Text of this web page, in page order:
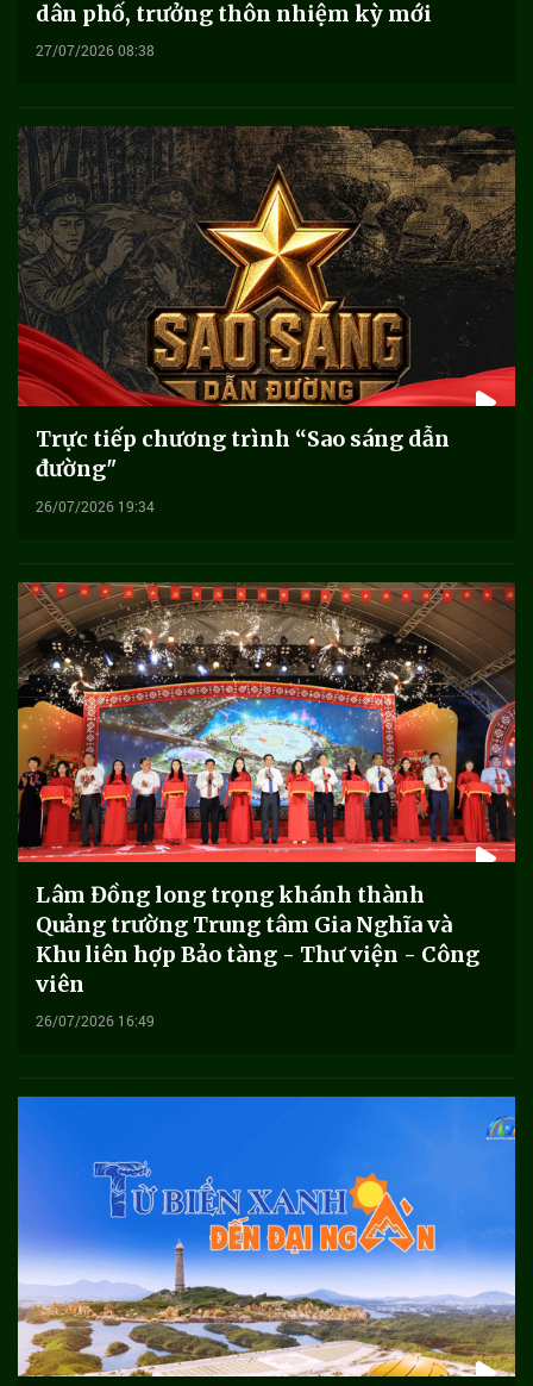
dân phố, trưởng thôn nhiệm kỳ mới
27/07/2026 08:38
Trực tiếp chương trình “Sao sáng dẫn
đường"
26/07/2026 19:34
Lâm Đồng long trọng khánh thành
Quảng trường Trung tâm Gia Nghĩa và
Khu liên hợp Bảo tàng - Thư viện - Công
viên
26/07/2026 16:49